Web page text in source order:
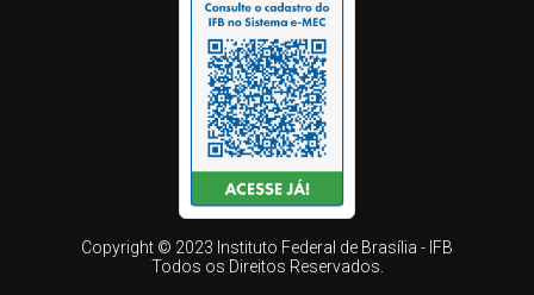
Copyright © 2023 Instituto Federal de Brasília - IFB
Todos os Direitos Reservados.